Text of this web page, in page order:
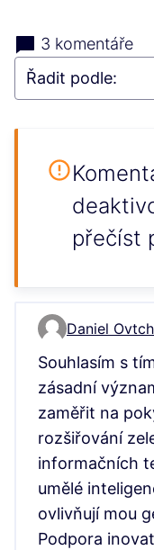
3 komentáře
přečíst
Komentář 1651
Daniel
Souhlasím s
zásadní
zaměřit na
rozšiřování
informačních
umělé
ovlivňují mou
Podpora